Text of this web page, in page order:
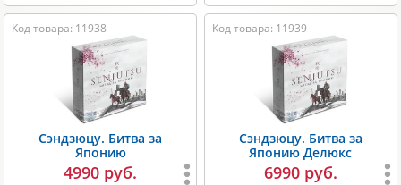
Код товара: 11938
Сэндзюцу. Битва за
Японию
4990 руб.
Код товара: 11939
Сэндзюцу. Битва за
Японию Делюкс
6990 руб.